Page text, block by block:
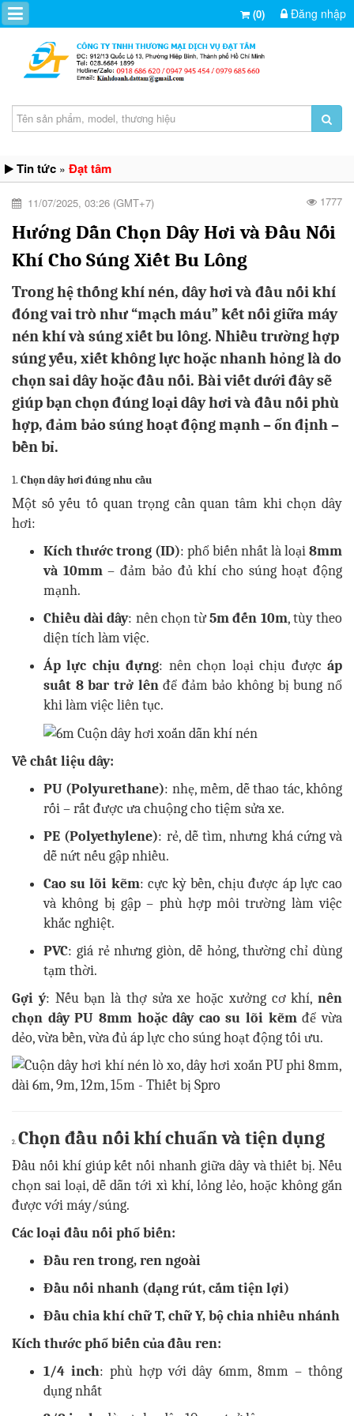
(0) Đăng nhập
Tin tức » Đạt tâm
11/07/2025, 03:26 (GMT+7) 1777
Hướng Dẫn Chọn Dây Hơi và Đầu Nối
Khí Cho Súng Xiết Bu Lông
Trong hệ thống khí nén, dây hơi và đầu nối khí
đóng vai trò như “mạch máu” kết nối giữa máy
nén khí và súng xiết bu lông. Nhiều trường hợp
súng yếu, xiết không lực hoặc nhanh hỏng là do
chọn sai dây hoặc đầu nối. Bài viết dưới đây sẽ
giúp bạn chọn đúng loại dây hơi và đầu nối phù
hợp, đảm bảo súng hoạt động mạnh – ổn định –
bền bỉ.
1. Chọn dây hơi đúng nhu cầu
Một số yếu tố quan trọng cần quan tâm khi chọn dây
hơi:
Kích thước trong (ID): phổ biến nhất là loại8mm
và 10mm– đảm bảo đủ khí cho súng hoạt động
mạnh.
Chiều dài dây: nên chọn từ5m đến 10m, tùy theo
diện tích làm việc.
Áp lực chịu đựng: nên chọn loại chịu đượcáp
suất 8 bar trở lênđể đảm bảo không bị bung nổ
khi làm việc liên tục.
Về chất liệu dây:
PU (Polyurethane): nhẹ, mềm, dễ thao tác, không
rối – rất được ưa chuộng cho tiệm sửa xe.
PE (Polyethylene): rẻ, dễ tìm, nhưng khá cứng và
dễ nứt nếu gập nhiều.
Cao su lõi kẽm: cực kỳ bền, chịu được áp lực cao
và không bị gập – phù hợp môi trường làm việc
khắc nghiệt.
PVC: giá rẻ nhưng giòn, dễ hỏng, thường chỉ dùng
tạm thời.
Gợi ý: Nếu bạn là thợ sửa xe hoặc xưởng cơ khí, nên
chọn dây PU 8mm hoặc dây cao su lõi kẽmđể vừa
dẻo, vừa bền, vừa đủ áp lực cho súng hoạt động tối ưu.
2. Chọn đầu nối khí chuẩn và tiện dụng
Đầu nối khí giúp kết nối nhanh giữa dây và thiết bị. Nếu
chọn sai loại, dễ dẫn tới xì khí, lỏng lẻo, hoặc không gắn
được với máy/súng.
Các loại đầu nối phổ biến:
Đầu ren trong, ren ngoài
Đầu nối nhanh (dạng rút, cắm tiện lợi)
Đầu chia khí chữ T, chữ Y, bộ chia nhiều nhánh
Kích thước phổ biến của đầu ren:
1/4 inch: phù hợp với dây 6mm, 8mm – thông
dụng nhất